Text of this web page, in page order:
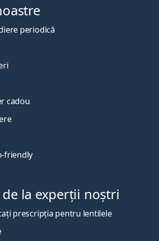
periodică
cadou
friendly
la experții noștri
prescripția pentru lentilele